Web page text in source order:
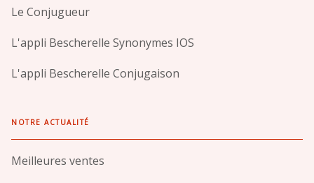
Le Conjugueur
L'appli Bescherelle Synonymes IOS
L'appli Bescherelle Conjugaison
NOTRE ACTUALITÉ
Meilleures ventes